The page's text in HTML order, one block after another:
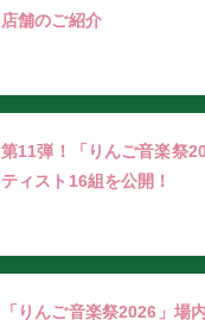
店舗のご紹介
第11弾！「りんご音楽祭
ティスト16組を公開！
「りんご音楽祭2026」場